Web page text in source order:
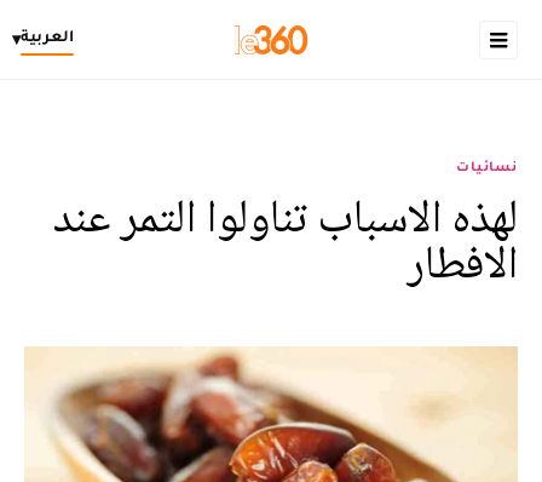
العربية▾
نسائيات
لهذه الاسباب تناولوا التمر عند
الافطار